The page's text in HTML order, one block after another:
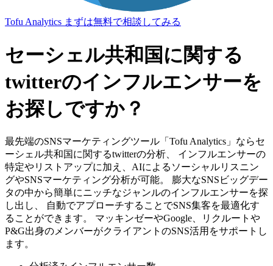
Tofu Analytics まずは無料で相談してみる
セーシェル共和国に関する
twitterのインフルエンサーを
お探しですか？
最先端のSNSマーケティングツール「Tofu Analytics」ならセ
ーシェル共和国に関するtwitterの分析、 インフルエンサーの
特定やリストアップに加え、AIによるソーシャルリスニン
グやSNSマーケティング分析が可能。 膨大なSNSビッグデー
タの中から簡単にニッチなジャンルのインフルエンサーを探
し出し、 自動でアプローチすることでSNS集客を最適化す
ることができます。 マッキンゼーやGoogle、リクルートや
P&G出身のメンバーがクライアントのSNS活用をサポートし
ます。